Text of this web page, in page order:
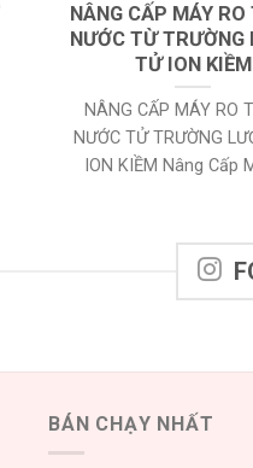
NÂNG CẤP MÁY RO
NƯỚC TỪ TRƯỜNG
TỬ ION KIỀM
NÂNG CẤP MÁY RO
NƯỚC TỬ TRƯỜNG
ION KIỀM Nâng Cấp
BÁN CHẠY NHẤT